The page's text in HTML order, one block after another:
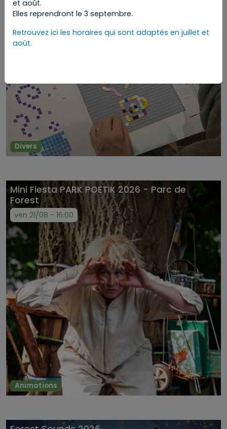
Divers
Mini Fiesta PARK POETIK 2026 - Parc de
Forest
ven 21/08 - 16:00
Animations
et août.
Elles reprendront le 3 septembre.
Retrouvez ici les horaires qui sont adaptés en juillet et
août.